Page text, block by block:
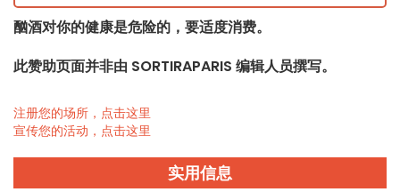
酗酒对你的健康是危险的，要适度消费。
此赞助页面并非由 SORTIRAPARIS 编辑人员撰写。
注册您的场所，点击这里
宣传您的活动，点击这里
实用信息